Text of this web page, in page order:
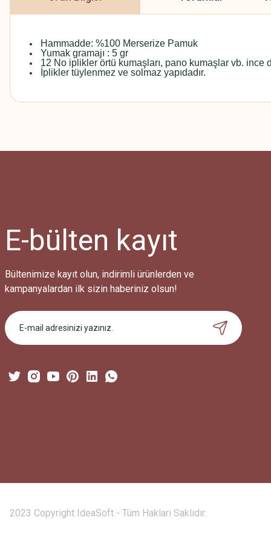
Hammadde: %100 Merserize Pamuk
Yumak gramajı : 5 gr
12 No iplikler örtü kumaşları, pano kumaşlar vb. ince
İplikler tüylenmez ve solmaz yapıdadır.
Bu ürüne benzer farklı alternatifler olmalı.
E-bülten kayıt
Bültenimize kayıt olun, indirimli ürünlerden ve
kampanyalardan ilk sizin haberiniz olsun!
2023 Copyright IdeaSoft - Tüm Hakları Saklıdır.